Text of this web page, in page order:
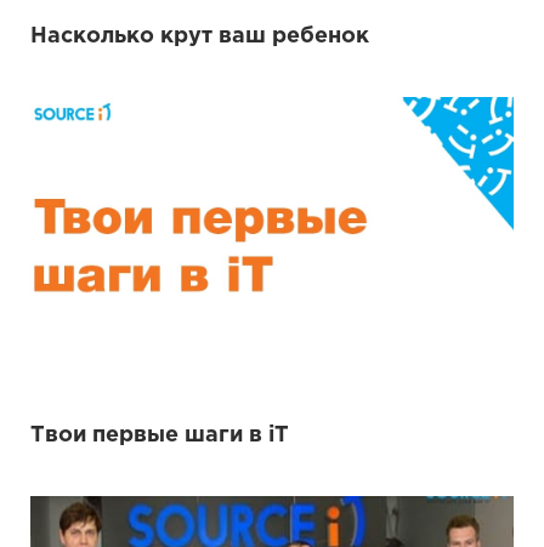
Насколько крут ваш ребенок
Твои первые шаги в iT